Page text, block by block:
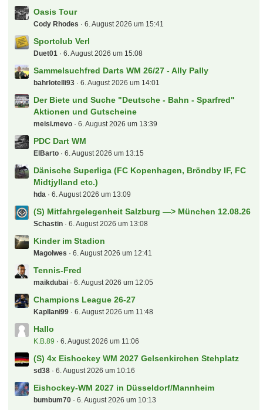
Oasis Tour
Cody Rhodes 6. August 2026 um 15:41
Sportclub Verl
Duet01 6. August 2026 um 15:08
Sammelsuchfred Darts WM 26/27 - Ally Pally
bahrlotelli93 6. August 2026 um 14:01
Der Biete und Suche "Deutsche - Bahn - Sparfred"
Aktionen und Gutscheine
meisi.mevo 6. August 2026 um 13:39
PDC Dart WM
ElBarto 6. August 2026 um 13:15
Dänische Superliga (FC Kopenhagen, Bröndby IF, FC
Midtjylland etc.)
hda 6. August 2026 um 13:09
(S) Mitfahrgelegenheit Salzburg —> München 12.08.26
Schastin 6. August 2026 um 13:08
Kinder im Stadion
Magolwes 6. August 2026 um 12:41
Tennis-Fred
maikdubai 6. August 2026 um 12:05
Champions League 26-27
Kapllani99 6. August 2026 um 11:48
Hallo
K.B.89 6. August 2026 um 11:06
(S) 4x Eishockey WM 2027 Gelsenkirchen Stehplatz
sd38 6. August 2026 um 10:16
Eishockey-WM 2027 in Düsseldorf/Mannheim
bumbum70 6. August 2026 um 10:13